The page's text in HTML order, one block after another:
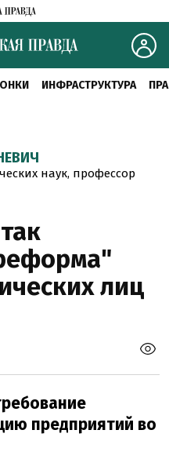
ИНФРАСТРУКТУРА
наук, профессор
лиц
предприятий во